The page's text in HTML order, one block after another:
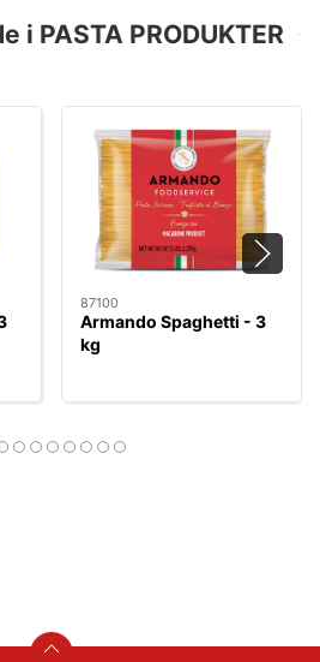
i PASTA PRODUKTER
87100
Armando Spaghetti - 3
kg